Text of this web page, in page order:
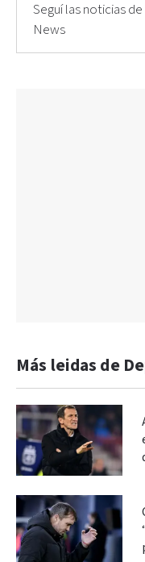
Seguí las noticias
News
Más leidas de